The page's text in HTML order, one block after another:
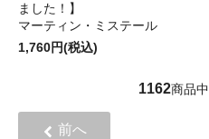
ました！】
マーティン・ミステール
1,760円(税込)
1162商品中
前へ